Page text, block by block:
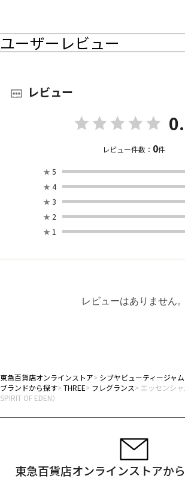
ユーザーレビュー
レビュー
レビュー件数： 0件
★ 5
★ 4
★ 3
★ 2
★ 1
レビューはありません。
東急百貨店オンラインストア
シブヤビューティージャ
ブランドから探す THREE フレグランス
エッセンシ
SPIRIT OF EDEN）
東急百貨店オンラインストアか